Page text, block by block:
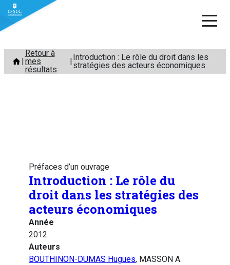
Aller
contenu
Retour à
mes
résultats
Introduction : Le rôle du droit dans les
stratégies des acteurs économiques
Préfaces d’un ouvrage
Introduction : Le rôle du
droit dans les stratégies des
acteurs économiques
Année
2012
Auteurs
BOUTHINON-DUMAS Hugues, MASSON A.